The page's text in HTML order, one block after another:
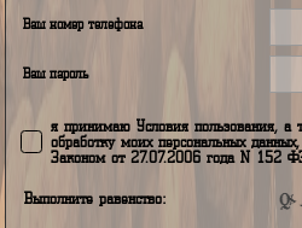
Регистрация